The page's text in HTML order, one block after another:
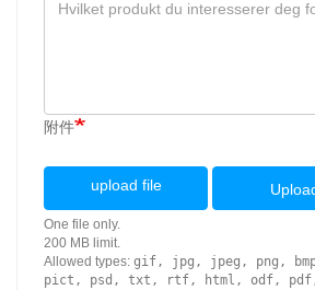
附件
upload file
One file only.
200 MB limit.
Allowed types: gif, jpg, jpeg, png,
pict, psd, txt, rtf, html, odf, pdf,